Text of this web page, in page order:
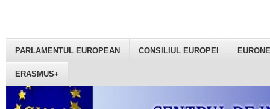
PARLAMENTUL EUROPEAN CONSILIUL EUROPEI
ERASMUS+